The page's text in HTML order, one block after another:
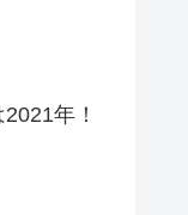
年！